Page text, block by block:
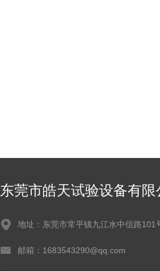
东莞市皓天试验设备有限
地址：东莞市常平镇九江水中信路101
邮箱：1683543290@qq.com